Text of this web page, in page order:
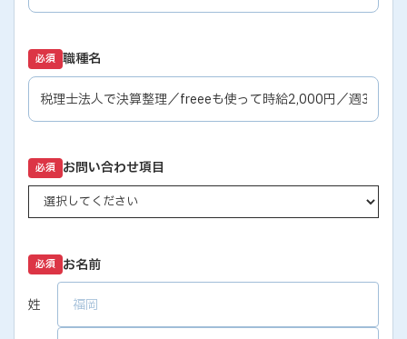
必須 職種名
必須 お問い合わせ項目
必須 お名前
姓